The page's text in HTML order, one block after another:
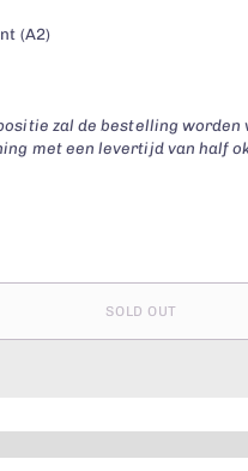
(A2)
zal de bestelling
met een levertijd van half
SOLD OUT